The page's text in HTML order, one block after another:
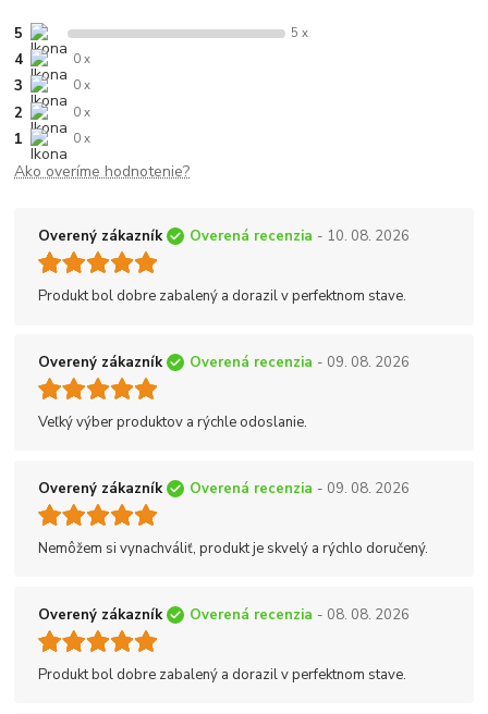
5 5 x
4 0 x
3 0 x
2 0 x
1 0 x
Ako overíme hodnotenie?
Overený zákazník Overená recenzia - 10. 08. 2026
Produkt bol dobre zabalený a dorazil v perfektnom stave.
Overený zákazník Overená recenzia - 09. 08. 2026
Veľký výber produktov a rýchle odoslanie.
Overený zákazník Overená recenzia - 09. 08. 2026
Nemôžem si vynachváliť, produkt je skvelý a rýchlo doručený.
Overený zákazník Overená recenzia - 08. 08. 2026
Produkt bol dobre zabalený a dorazil v perfektnom stave.